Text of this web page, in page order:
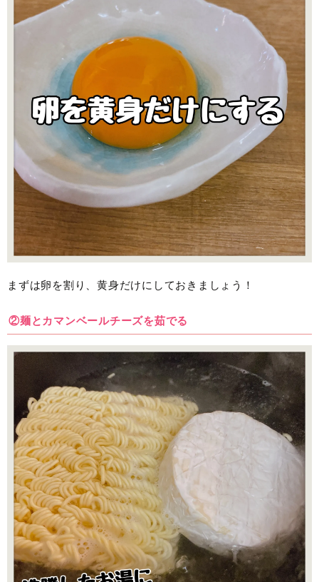
まずは卵を割り、黄身だけにしておきましょう！
②麺とカマンベールチーズを茹でる